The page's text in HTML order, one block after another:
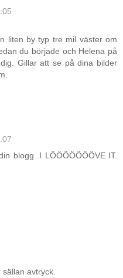
liten by typ tre mil väster om
du började och Helena på
Gillar att se på dina bilder
blogg .I LÖÖÖÖÖÖÖVE IT.
avtryck.